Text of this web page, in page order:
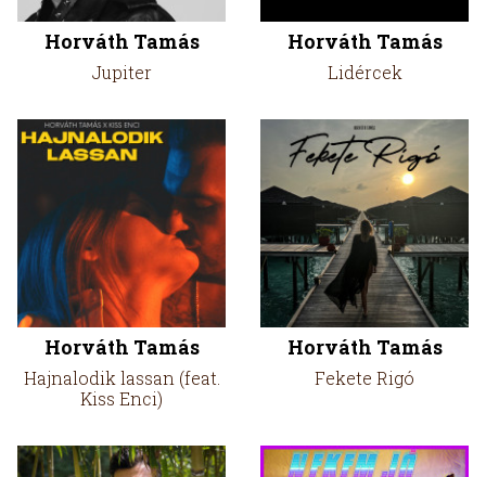
Horváth Tamás
Jupiter
Horváth Tamás
Lidércek
Horváth Tamás
Hajnalodik lassan (feat.
Kiss Enci)
Horváth Tamás
Fekete Rigó